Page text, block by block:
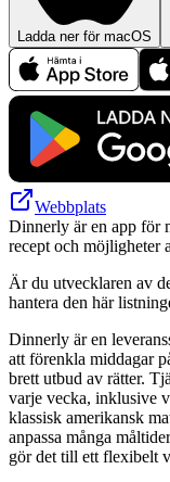
Ladda ner för macOS
Webbplats
Dinnerly är en app för
recept och möjligheter
Är du utvecklaren av
hantera den här
Dinnerly är en
att förenkla middagar
brett utbud av rätter.
varje vecka, inklusive
klassisk amerikansk
anpassa många
gör det till ett flexibelt